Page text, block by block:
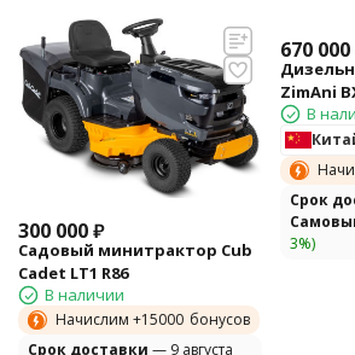
300 000₽
Садовый минитрактор Cub
Cadet LT1 R86
В наличии
Начислим +15000 бонусов
Cрок доставки — 9 августа
670 000
ZimAni
В
Cрок
3%)